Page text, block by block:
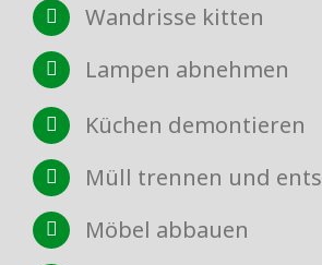
Wandrisse kitten
Lampen abnehmen
Küchen demontieren
Müll trennen und
Möbel abbauen